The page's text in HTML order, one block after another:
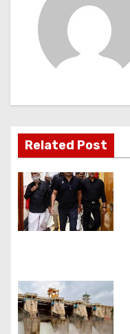
g
a
t
i
o
Related Post